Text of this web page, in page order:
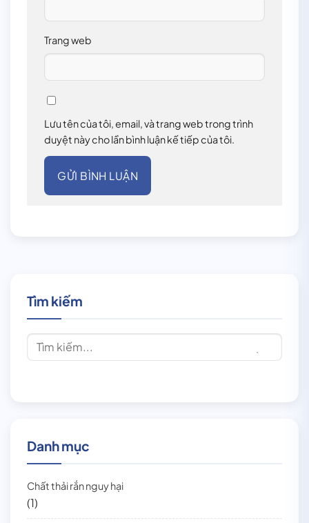
Trang web
Lưu tên của tôi, email, và trang web trong trình
duyệt này cho lần bình luận kế tiếp của tôi.
Tìm kiếm
Danh mục
Chất thải rắn nguy hại
(1)